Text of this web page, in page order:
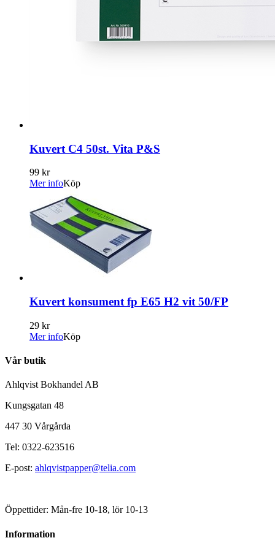
Kuvert C4 50st. Vita P&S
99 kr
Mer infoKöp
Kuvert konsument fp E65 H2 vit 50/FP
29 kr
Mer infoKöp
Vår butik
Ahlqvist Bokhandel AB
Kungsgatan 48
447 30 Vårgårda
Tel: 0322-623516
E-post: ahlqvistpapper@telia.com
Öppettider: Mån-fre 10-18, lör 10-13
Information